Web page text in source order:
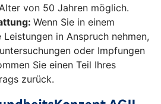
von 50 Jahren möglich.
Wenn Sie in einem
Leistungen in Anspruch nehmen,
oder Impfungen
Sie einen Teil Ihres
zurück.